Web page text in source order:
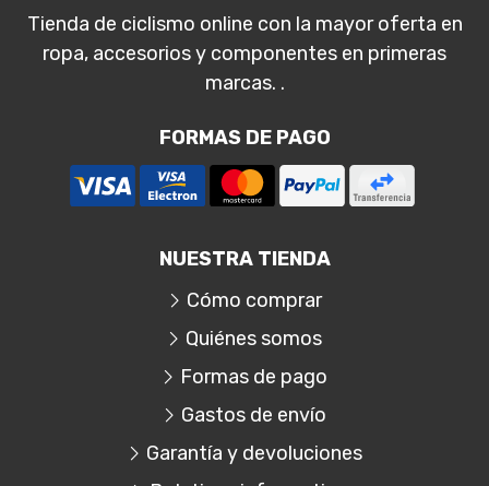
Tienda de ciclismo online con la mayor oferta en
ropa, accesorios y componentes en primeras
marcas. .
FORMAS DE PAGO
NUESTRA TIENDA
Cómo comprar
Quiénes somos
Formas de pago
Gastos de envío
Garantía y devoluciones